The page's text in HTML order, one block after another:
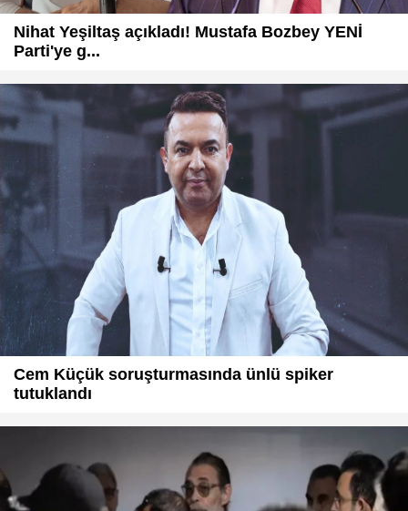
Nihat Yeşiltaş açıkladı! Mustafa Bozbey YENİ
Parti'ye g...
Cem Küçük soruşturmasında ünlü spiker
tutuklandı